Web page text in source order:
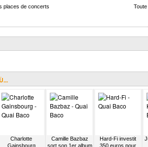
places de concerts
Charlotte
Gainsbourg
Camille Bazbaz
sort son 1er album
Hard-Fi investit
350 euros pour